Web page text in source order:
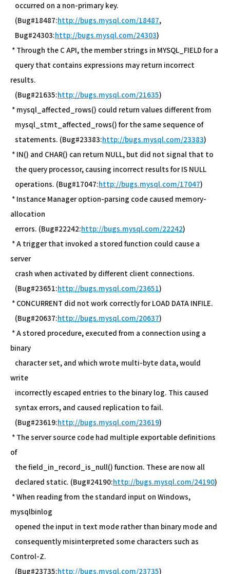
occurred on a non-primary key.
(Bug#18487:http://bugs.mysql.com/18487,
Bug#24303:http://bugs.mysql.com/24303)
* Through the C API, the member strings in MYSQL_FIELD for a
query that contains expressions may return incorrect
results.
(Bug#21635:http://bugs.mysql.com/21635)
* mysql_affected_rows() could return values different from
mysql_stmt_affected_rows() for the same sequence of
statements. (Bug#23383:http://bugs.mysql.com/23383)
* IN() and CHAR() can return NULL, but did not signal that to
the query processor, causing incorrect results for IS NULL
operations. (Bug#17047:http://bugs.mysql.com/17047)
* Instance Manager option-parsing code caused memory-
allocation
errors. (Bug#22242:http://bugs.mysql.com/22242)
* A trigger that invoked a stored function could cause a
server
crash when activated by different client connections.
(Bug#23651:http://bugs.mysql.com/23651)
* CONCURRENT did not work correctly for LOAD DATA INFILE.
(Bug#20637:http://bugs.mysql.com/20637)
* A stored procedure, executed from a connection using a
binary
character set, and which wrote multi-byte data, would
write
incorrectly escaped entries to the binary log. This caused
syntax errors, and caused replication to fail.
(Bug#23619:http://bugs.mysql.com/23619)
* The server source code had multiple exportable definitions
of
the field_in_record_is_null() function. These are now all
declared static. (Bug#24190:http://bugs.mysql.com/24190)
* When reading from the standard input on Windows,
mysqlbinlog
opened the input in text mode rather than binary mode and
consequently misinterpreted some characters such as
Control-Z.
(Bug#23735:http://bugs.mysql.com/23735)